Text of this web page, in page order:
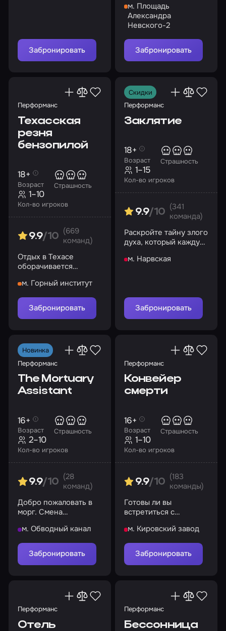
Забронировать
ужасных загадок
м. Площадь
Александра
Невского-2
Забронировать
Перформанс
Техасская
резня
бензопилой
Возраст
18+
Страшность
Кол-во игроков
1–10
9.9/10
(669
команд)
Отдых в Техасе
оборачивается
м. Горный институт
Забронировать
Скидки
Перформанс
Заклятие
Возраст
18+
Страшность
Кол-во игроков
1–15
9.9/10
(341
команда)
Раскройте тайну злого
духа, который каждую
несчастную семью
м. Нарвская
Забронировать
Новинка
Перформанс
The Mortuary
Assistant
Возраст
16+
Страшность
Кол-во игроков
2–10
9.9/10
(28
команд)
Добро пожаловать в
морг. Смена
полуночи
м. Обводный канал
Забронировать
Перформанс
Конвейер
смерти
Возраст
16+
Страшность
Кол-во игроков
1–10
9.9/10
(183
команды)
Готовы ли вы
встретиться с
возомнил себя Богом?
м. Кировский завод
Забронировать
Перформанс
Отель
Перформанс
Бессонница